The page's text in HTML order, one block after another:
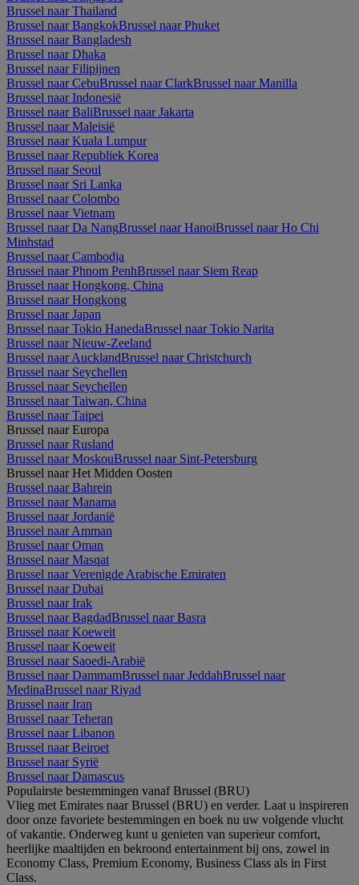
Brussel naar Thailand
Brussel naar BangkokBrussel naar Phuket
Brussel naar Bangladesh
Brussel naar Dhaka
Brussel naar Filipijnen
Brussel naar CebuBrussel naar ClarkBrussel naar Manilla
Brussel naar Indonesië
Brussel naar BaliBrussel naar Jakarta
Brussel naar Maleisië
Brussel naar Kuala Lumpur
Brussel naar Republiek Korea
Brussel naar Seoul
Brussel naar Sri Lanka
Brussel naar Colombo
Brussel naar Vietnam
Brussel naar Da NangBrussel naar HanoiBrussel naar Ho Chi
Minhstad
Brussel naar Cambodja
Brussel naar Phnom PenhBrussel naar Siem Reap
Brussel naar Hongkong, China
Brussel naar Hongkong
Brussel naar Japan
Brussel naar Tokio HanedaBrussel naar Tokio Narita
Brussel naar Nieuw-Zeeland
Brussel naar AucklandBrussel naar Christchurch
Brussel naar Seychellen
Brussel naar Seychellen
Brussel naar Taiwan, China
Brussel naar Taipei
Brussel naar Europa
Brussel naar Rusland
Brussel naar MoskouBrussel naar Sint-Petersburg
Brussel naar Het Midden Oosten
Brussel naar Bahrein
Brussel naar Manama
Brussel naar Jordanië
Brussel naar Amman
Brussel naar Oman
Brussel naar Masqat
Brussel naar Verenigde Arabische Emiraten
Brussel naar Dubai
Brussel naar Irak
Brussel naar BagdadBrussel naar Basra
Brussel naar Koeweit
Brussel naar Koeweit
Brussel naar Saoedi-Arabië
Brussel naar DammamBrussel naar JeddahBrussel naar
MedinaBrussel naar Riyad
Brussel naar Iran
Brussel naar Teheran
Brussel naar Libanon
Brussel naar Beiroet
Brussel naar Syrië
Brussel naar Damascus
Populairste bestemmingen vanaf Brussel (BRU)
Vlieg met Emirates naar Brussel (BRU) en verder. Laat u inspireren
door onze favoriete bestemmingen en boek nu uw volgende vlucht
of vakantie. Onderweg kunt u genieten van superieur comfort,
heerlijke maaltijden en bekroond entertainment bij ons, zowel in
Economy Class, Premium Economy, Business Class als in First
Class.